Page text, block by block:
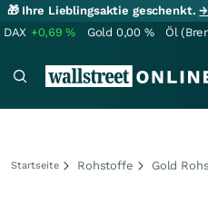
🎁 Ihre Lieblingsaktie geschenkt.
DAX +0,69% Gold 0,00 % Öl
Startseite Rohstoffe Gold